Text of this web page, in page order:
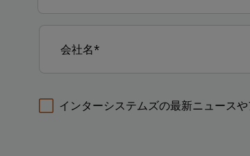
インターシステムズの最新ニュース